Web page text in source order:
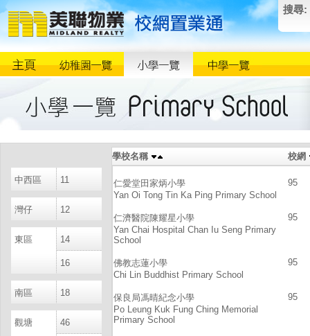
搜尋:
中西區 11
灣仔 12
東區 14
16
南區 18
觀塘 46
學校名稱 校網
仁愛堂田家炳小學
Yan Oi Tong Tin Ka Ping Primary School
95
仁濟醫院陳耀星小學
Yan Chai Hospital Chan Iu Seng Primary
School
95
佛教志蓮小學
Chi Lin Buddhist Primary School
95
保良局馮晴紀念小學
Po Leung Kuk Fung Ching Memorial
Primary School
95